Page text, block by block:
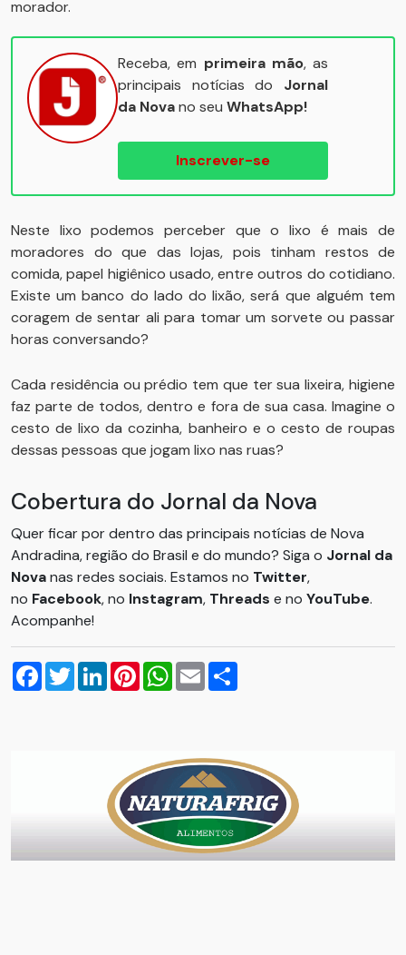
morador.
Receba, em primeira mão, as
principais notícias do Jornal
da Novano seu WhatsApp!
Inscrever-se
Neste lixo podemos perceber que o lixo é mais de
moradores do que das lojas, pois tinham restos de
comida, papel higiênico usado, entre outros do cotidiano.
Existe um banco do lado do lixão, será que alguém tem
coragem de sentar ali para tomar um sorvete ou passar
horas conversando?
Cada residência ou prédio tem que ter sua lixeira, higiene
faz parte de todos, dentro e fora de sua casa. Imagine o
cesto de lixo da cozinha, banheiro e o cesto de roupas
dessas pessoas que jogam lixo nas ruas?
Cobertura do Jornal da Nova
Quer ficar por dentro das principais notícias de Nova
Andradina, região do Brasil e do mundo? Siga o Jornal da
Novanas redes sociais. Estamos no Twitter,
no Facebook, no Instagram, Threads e no YouTube.
Acompanhe!
Facebook
TwitterLinkedInPinterestWhatsApp
Email